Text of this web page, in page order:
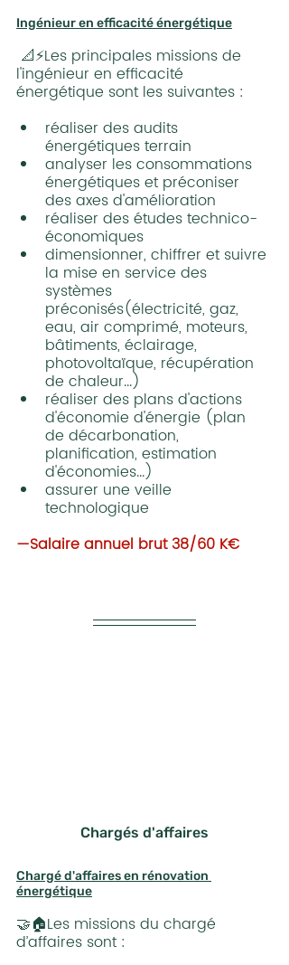
Ingénieur en efficacité énergétique
📐⚡Les principales missions de
l'ingénieur en efficacité
énergétique sont les suivantes :
réaliser des audits
énergétiques terrain
analyser les consommations
énergétiques et préconiser
des axes d'amélioration
réaliser des études technico-
économiques
dimensionner, chiffrer et suivre
la mise en service des
systèmes
préconisés(électricité, gaz,
eau, air comprimé, moteurs,
bâtiments, éclairage,
photovoltaïque, récupération
de chaleur...)
réaliser des plans d'actions
d'économie d'énergie (plan
de décarbonation,
planification, estimation
d'économies...)
assurer une veille
technologique
—Salaire annuel brut 38/60 K€
Chargés d'affaires
Chargé d'affaires en rénovation
énergétique
🤝🏠Les missions du chargé
d’affaires sont :